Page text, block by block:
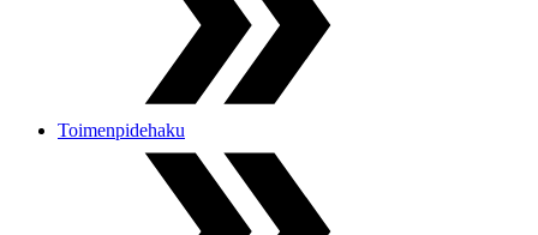
Toimenpidehaku